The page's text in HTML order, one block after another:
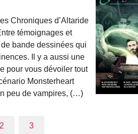
Chroniques d’Altaride
témoignages et
bande dessinées qui
Il y a aussi une
pour vous dévoiler tout
Monsterheart
peu de vampires, (…)
2 3